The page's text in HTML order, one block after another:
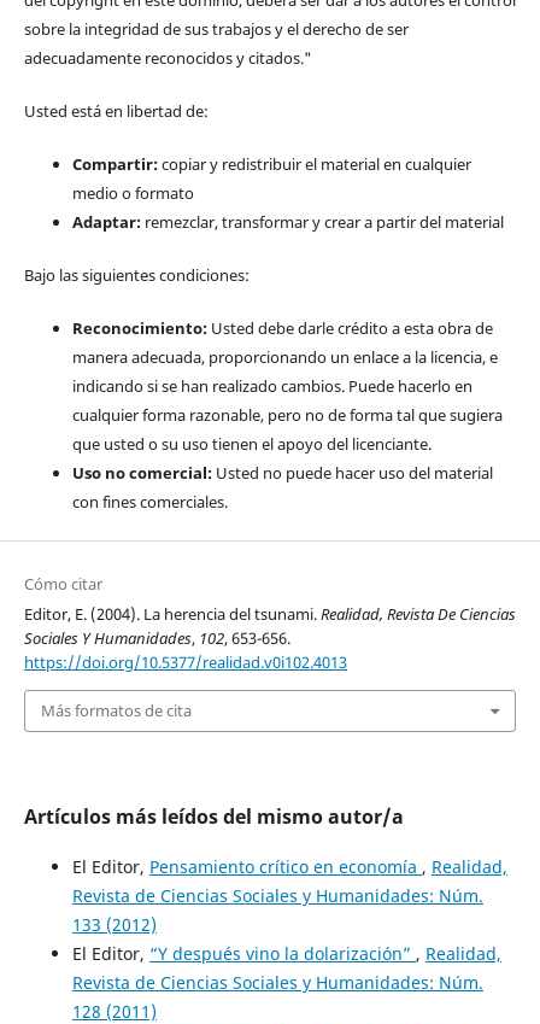
sobre la integridad de sus trabajos y el derecho de ser
adecuadamente reconocidos y citados."
Usted está en libertad de:
Compartir:copiar y redistribuir el material en cualquier
medio o formato
Adaptar:remezclar, transformar y crear a partir del material
Bajo las siguientes condiciones:
Reconocimiento:Usted debe darle crédito a esta obra de
manera adecuada, proporcionando un enlace a la licencia, e
indicando si se han realizado cambios. Puede hacerlo en
cualquier forma razonable, pero no de forma tal que sugiera
que usted o su uso tienen el apoyo del licenciante.
Uso no comercial:Usted no puede hacer uso del material
con fines comerciales.
Cómo citar
Editor, E. (2004). La herencia del tsunami.Realidad, Revista De Ciencias
Sociales Y Humanidades, 102, 653-656.
https://doi.org/10.5377/realidad.v0i102.4013
Más formatos de cita
Artículos más leídos del mismo autor/a
El Editor, Pensamiento crítico en economía , Realidad,
Revista de Ciencias Sociales y Humanidades: Núm.
133 (2012)
El Editor, “Y después vino la dolarización” , Realidad,
Revista de Ciencias Sociales y Humanidades: Núm.
128 (2011)